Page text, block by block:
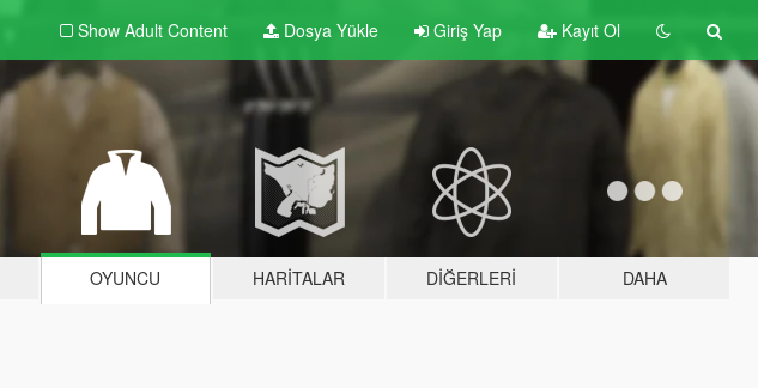
Show Adult Content Dosya Yükle Giriş Yap Kayıt Ol
OYUNCU HARITALAR DIĞERLERI DAHA